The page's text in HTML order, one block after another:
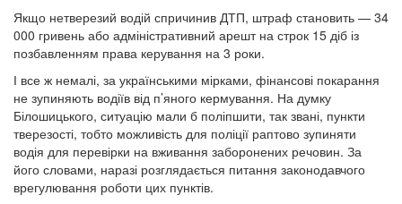
Якщо нетверезий водій спричинив ДТП, штраф становить — 34
000 гривень або адміністративний арешт на строк 15 діб із
позбавленням права керування на 3 роки.
І все ж немалі, за українськими мірками, фінансові покарання
не зупиняють водіїв від п’яного кермування. На думку
Білошицького, ситуацію мали б поліпшити, так звані, пункти
тверезості, тобто можливість для поліції раптово зупиняти
водія для перевірки на вживання заборонених речовин. За
його словами, наразі розглядається питання законодавчого
врегулювання роботи цих пунктів.